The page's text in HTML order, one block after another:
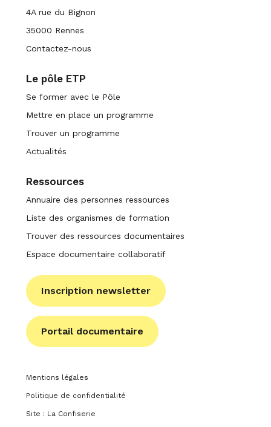
4A rue du Bignon
35000 Rennes
Contactez-nous
Le pôle ETP
Se former avec le Pôle
Mettre en place un programme
Trouver un programme
Actualités
Ressources
Annuaire des personnes ressources
Liste des organismes de formation
Trouver des ressources documentaires
Espace documentaire collaboratif
Inscription newsletter
Portail documentaire
Mentions légales
Politique de confidentialité
Site : La Confiserie